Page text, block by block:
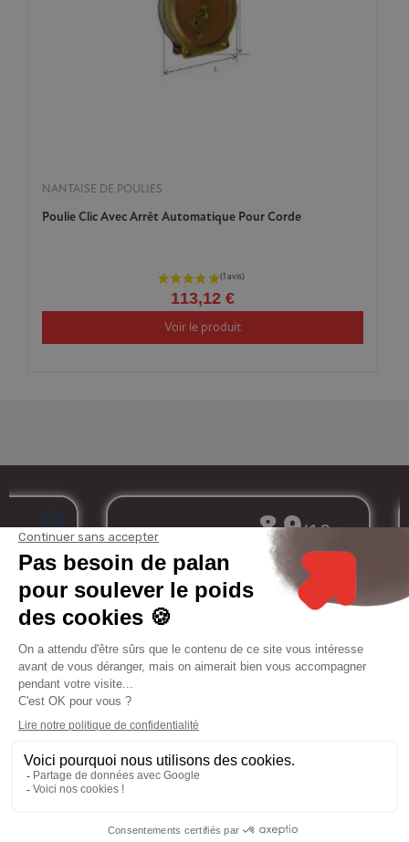
NANTAISE DE POULIES
Poulie Clic Avec Arrêt Automatique Pour Corde
113,12 €
Voir le produit
Marchand approuvé par la Société des Avis Garantis,
vérifier
Mon
Services